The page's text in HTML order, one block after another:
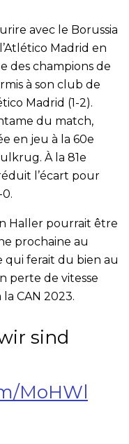
avec le Borussia
Madrid en
des champions de
à son club de
Madrid (1-2).
du match,
en jeu à la 60e
À la 81e
l’écart pour
Haller pourrait être
prochaine au
qui ferait du bien au
perte de vitesse
CAN 2023.
sind
MoHWl